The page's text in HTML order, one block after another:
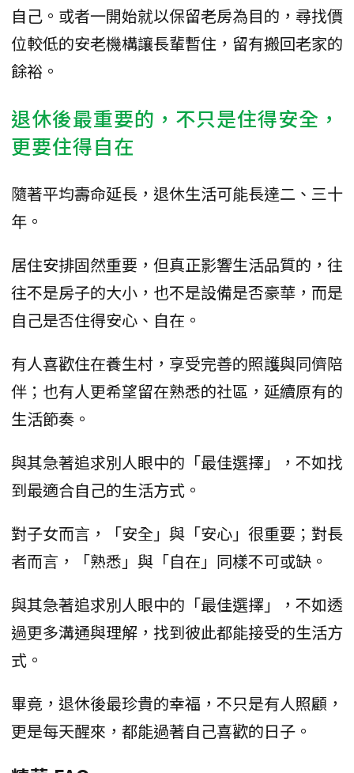
自己。或者一開始就以保留老房為目的，尋找價
位較低的安老機構讓長輩暫住，留有搬回老家的
餘裕。
退休後最重要的，不只是住得安全，
更要住得自在
隨著平均壽命延長，退休生活可能長達二、三十
年。
居住安排固然重要，但真正影響生活品質的，往
往不是房子的大小，也不是設備是否豪華，而是
自己是否住得安心、自在。
有人喜歡住在養生村，享受完善的照護與同儕陪
伴；也有人更希望留在熟悉的社區，延續原有的
生活節奏。
與其急著追求別人眼中的「最佳選擇」，不如找
到最適合自己的生活方式。
對子女而言，「安全」與「安心」很重要；對長
者而言，「熟悉」與「自在」同樣不可或缺。
與其急著追求別人眼中的「最佳選擇」，不如透
過更多溝通與理解，找到彼此都能接受的生活方
式。
畢竟，退休後最珍貴的幸福，不只是有人照顧，
更是每天醒來，都能過著自己喜歡的日子。